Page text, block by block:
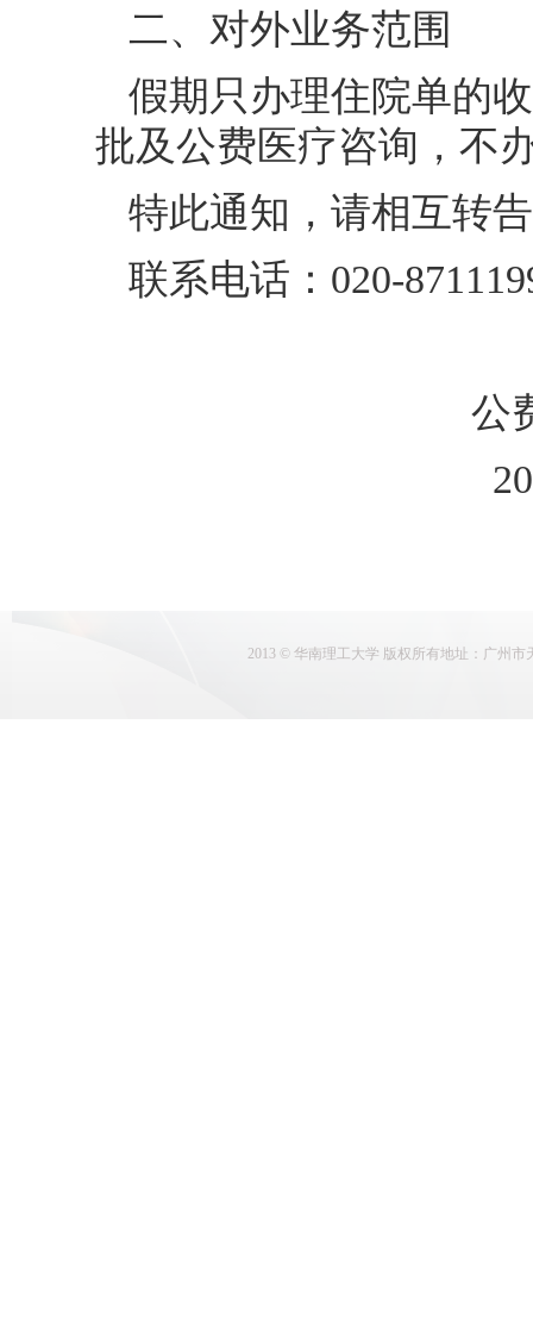
二、对外业务范围
假期只办理住院单的
批及公费医疗咨询，不
特此通知，请相互转
联系电话：020-
公费医疗
2024年7
2013 © 华南理工大学 版权所有地址：广州市